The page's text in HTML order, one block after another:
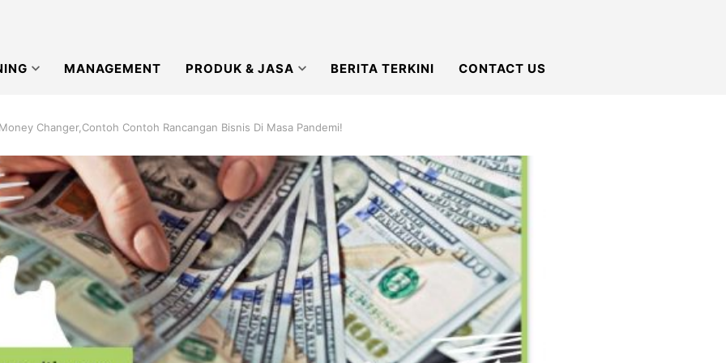
MANAGEMENT PRODUK & JASA BERITA TERKINI CONTACT US
Changer,Contoh Contoh Rancangan Bisnis Di Masa Pandemi!